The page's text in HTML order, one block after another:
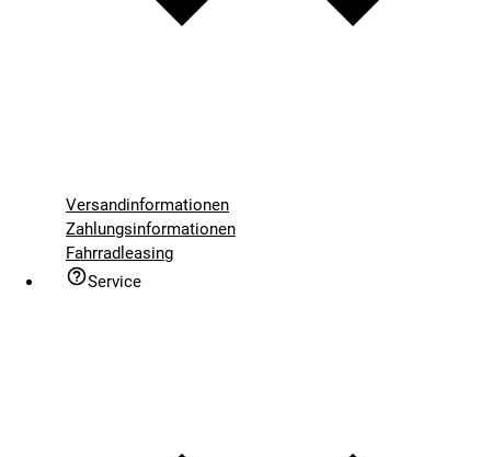
Versandinformationen
Zahlungsinformationen
Fahrradleasing
Service